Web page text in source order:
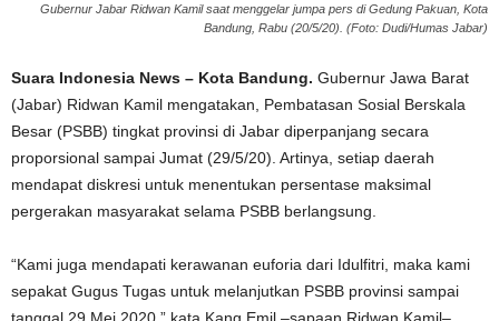
Gubernur Jabar Ridwan Kamil saat menggelar jumpa pers di Gedung Pakuan, Kota
Bandung, Rabu (20/5/20). (Foto: Dudi/Humas Jabar)
Suara Indonesia News – Kota Bandung. Gubernur Jawa Barat
(Jabar) Ridwan Kamil mengatakan, Pembatasan Sosial Berskala
Besar (PSBB) tingkat provinsi di Jabar diperpanjang secara
proporsional sampai Jumat (29/5/20). Artinya, setiap daerah
mendapat diskresi untuk menentukan persentase maksimal
pergerakan masyarakat selama PSBB berlangsung.
“Kami juga mendapati kerawanan euforia dari Idulfitri, maka kami
sepakat Gugus Tugas untuk melanjutkan PSBB provinsi sampai